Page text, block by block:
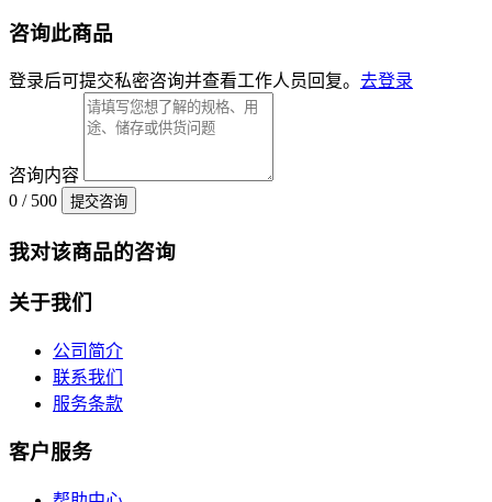
咨询此商品
登录后可提交私密咨询并查看工作人员回复。 去登录
咨询内容
0 / 500
提交咨询
我对该商品的咨询
关于我们
公司简介
联系我们
服务条款
客户服务